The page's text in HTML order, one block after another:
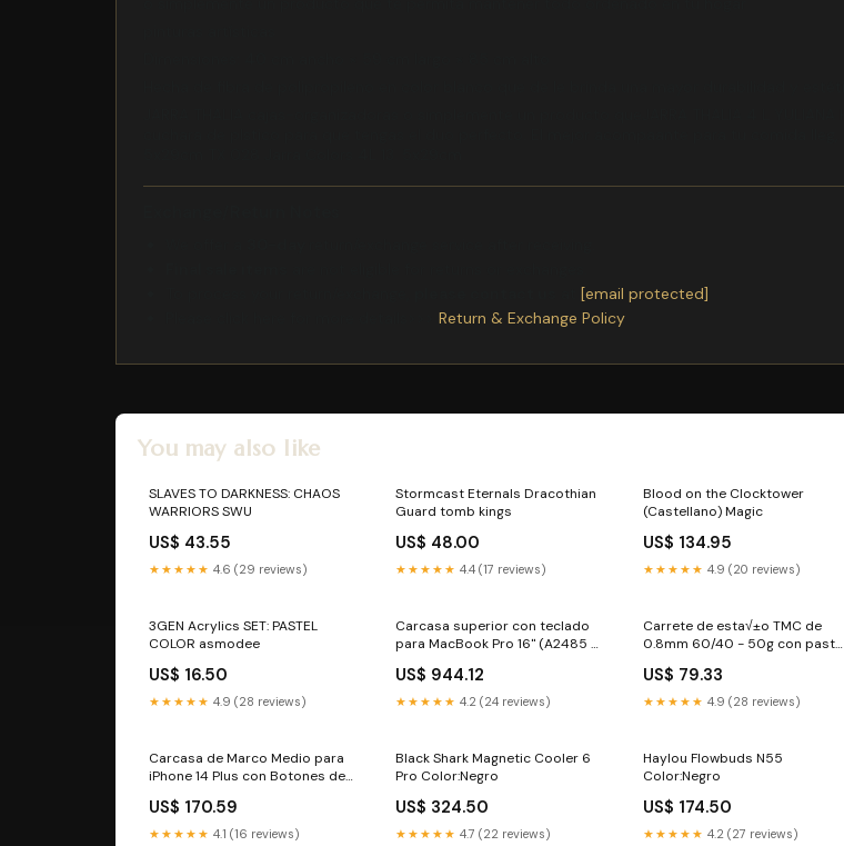
[email protected]
Return & Exchange Policy
You may also like
SLAVES TO DARKNESS: CHAOS
WARRIORS SWU
US$ 43.55
★★★★★ 4.6 (29 reviews)
Stormcast Eternals Dracothian
Guard tomb kings
US$ 48.00
★★★★★ 4.4 (17 reviews)
Blood on the Clocktower
(Castellano) Magic
US$ 134.95
★★★★★ 4.9 (20 reviews)
3GEN Acrylics SET: PASTEL
COLOR asmodee
US$ 16.50
★★★★★ 4.9 (28 reviews)
Carcasa superior con teclado
para MacBook Pro 16" (A2485 /
(Plata) Botones para Samsung
A04E
US$ 944.12
★★★★★ 4.2 (24 reviews)
Carrete de esta√±o TMC de
0.8mm 60/40 - 50g con pasta
US$ 79.33
★★★★★ 4.9 (28 reviews)
Carcasa de Marco Medio para
iPhone 14 Plus con Botones de
Internacional) Azul Cable Flex
de Encendido Moto G6
US$ 170.59
★★★★★ 4.1 (16 reviews)
Black Shark Magnetic Cooler 6
Pro Color:Negro
US$ 324.50
★★★★★ 4.7 (22 reviews)
Haylou Flowbuds N55
Color:Negro
US$ 174.50
★★★★★ 4.2 (27 reviews)